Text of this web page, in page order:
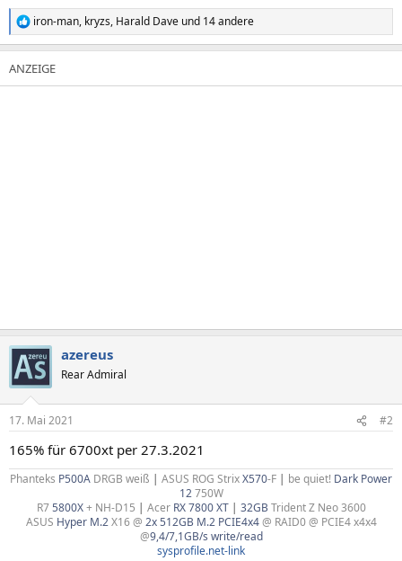
R
e
a
k
t
iron-man, kryzs, Harald Dave und 14 andere
azereus
Rear Admiral
17. Mai 2021 #2
165% für 6700xt per 27.3.2021
Phanteks P500A DRGB weiß | ASUS ROG StrixX570-F | be quiet! Dark Power
12750W
R75800X+ NH-D15 | Acer RX 7800 XT | 32GB Trident Z Neo 3600
ASUS Hyper M.2X16 @ 2x 512GB M.2 PCIE4x4@ RAID0 @ PCIE4 x4x4
@9,4/7,1GB/s write/read
sysprofile.net-link